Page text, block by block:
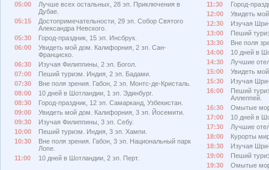
05:00
Лучше всех остальных, 28 эп. Приключения в
Дубае.
05:15
Достопримечательности, 29 эп. Собор Святого
Александра Невского.
05:30
Город-праздник, 15 эп. Инсбрук.
06:00
Увидеть мой дом. Калифорния, 2 эп. Сан-
Франциско.
06:30
Изучая Филиппины, 2 эп. Богол.
07:00
Пеший туризм. Индия, 2 эп. Бадами.
07:30
Вне поля зрения. Габон, 2 эп. Монтс-де-Кристаль.
08:00
10 дней в Шотландии, 1 эп. Эдинбург.
08:30
Город-праздник, 12 эп. Самарканд, Узбекистан.
09:00
Увидеть мой дом. Калифорния, 3 эп. Йосемити.
09:30
Изучая Филиппины, 3 эп. Себу.
10:00
Пеший туризм. Индия, 3 эп. Хампи.
10:30
Вне поля зрения. Габон, 3 эп. Национальный парк
Лопе.
11:00
10 дней в Шотландии, 2 эп. Перт.
11:30
Город-
12:00
Увидеть
12:30
Изучая
13:00
Пеший
13:30
Вне поля
14:00
10 дней в
14:30
Лучшие
15:00
Увидеть
15:30
Изучая
16:00
Пеший
Аллеппей.
16:30
Омытые
17:00
10 дней в
17:30
Лучшие
18:00
Курорты
18:30
Изучая
19:00
Пеший
19:30
Омытые